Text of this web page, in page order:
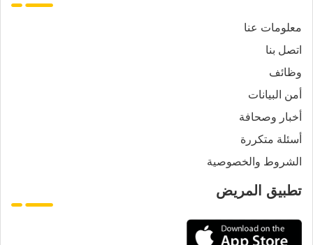
معلومات عنا
اتصل بنا
وظائف
أمن البيانات
أخبار وصحافة
أسئلة متكررة
الشروط والخصوصية
تطبيق المريض